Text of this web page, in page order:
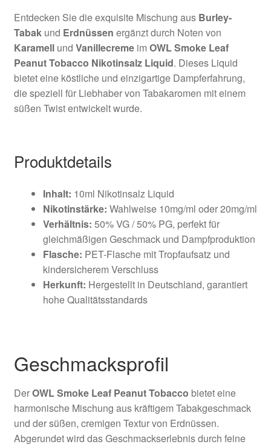
Entdecken Sie die exquisite Mischung aus Burley-
Tabakund Erdnüssen ergänzt durch Noten von
Karamellund Vanillecremeim OWL Smoke Leaf
Peanut Tobacco Nikotinsalz Liquid. Dieses Liquid
bietet eine köstliche und einzigartige Dampferfahrung,
die speziell für Liebhaber von Tabakaromen mit einem
süßen Twist entwickelt wurde.
Produktdetails
Inhalt: 10ml Nikotinsalz Liquid
Nikotinstärke: Wahlweise 10mg/ml oder 20mg/ml
Verhältnis: 50% VG / 50% PG, perfekt für
gleichmäßigen Geschmack und Dampfproduktion
Flasche: PET-Flasche mit Tropfaufsatz und
kindersicherem Verschluss
Herkunft: Hergestellt in Deutschland, garantiert
hohe Qualitätsstandards
Geschmacksprofil
DerOWL Smoke Leaf Peanut Tobacco bietet eine
harmonische Mischung aus kräftigem Tabakgeschmack
und der süßen, cremigen Textur von Erdnüssen.
Abgerundet wird das Geschmackserlebnis durch feine